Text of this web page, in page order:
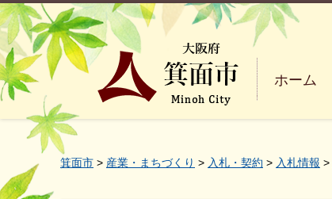
ホーム
箕面市 > 産業・まちづくり > 入札・契約 > 入札情報 >